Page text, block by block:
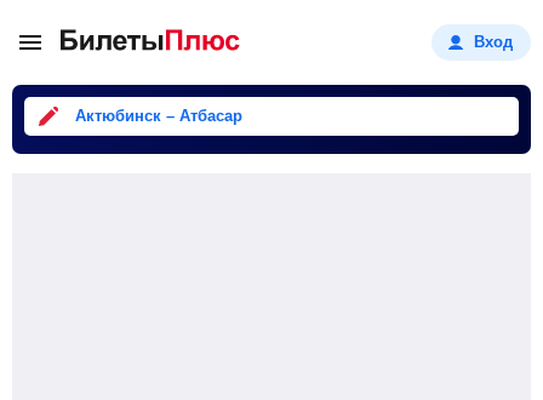
Вход
Актюбинск – Атбасар